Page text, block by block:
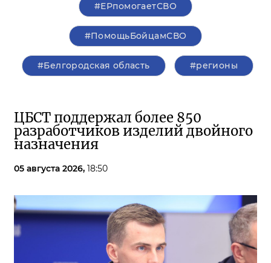
#ЕРпомогаетСВО
#ПомощьБойцамСВО
#Белгородская область #регионы
ЦБСТ поддержал более 850
разработчиков изделий двойного
назначения
05 августа 2026, 18:50